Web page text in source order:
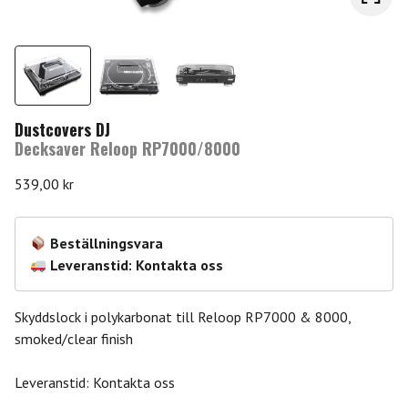
Dustcovers DJ
Decksaver Reloop RP7000/8000
539,00 kr
Beställningsvara
Leveranstid: Kontakta oss
Skyddslock i polykarbonat till Reloop RP7000 & 8000,
smoked/clear finish
Leveranstid: Kontakta oss